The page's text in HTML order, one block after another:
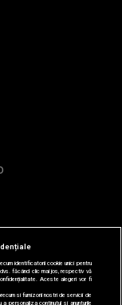
identificatorii cookie unici pentru
făcând clic mai jos, respectiv vă
Aceste alegeri vor fi
si furnizorii nostri de servicii de
personaliza continutul si anunturile